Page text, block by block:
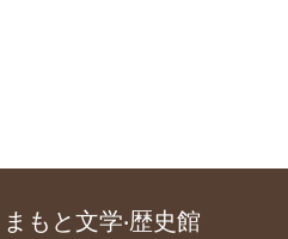
もと文学‧歴史館